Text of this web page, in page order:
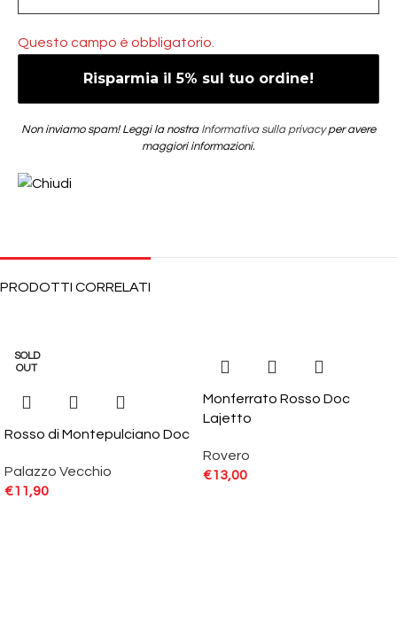
Questo campo è obbligatorio.
Non inviamo spam! Leggi la nostra Informativa sulla privacyper avere
maggiori informazioni.
PRODOTTI CORRELATI
SOLD
OUT
Rosso di Montepulciano Doc
Palazzo Vecchio
€11,90
Monferrato Rosso Doc
Lajetto
Rovero
€13,00